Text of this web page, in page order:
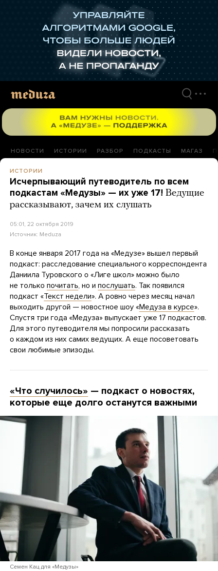
НОВОСТИ ИСТОРИИ РАЗБОР ПОДКАСТЫ МАГАЗ
ИСТОРИИ
Исчерпывающий путеводитель по всем
подкастам «Медузы» — их уже 17! Ведущие
рассказывают, зачем их слушать
05:01, 22 октября 2019
Источник: Meduza
В конце января 2017 года на «Медузе» вышел первый
подкаст: расследование специального корреспондента
Даниила Туровского о «Лиге школ» можно было
не только почитать, но и послушать. Так появился
подкаст «Текст недели». А ровно через месяц начал
выходить другой — новостное шоу «Медуза в курсе».
Спустя три года «Медуза» выпускает уже 17 подкастов.
Для этого путеводителя мы попросили рассказать
о каждом из них самих ведущих. А еще посоветовать
свои любимые эпизоды.
«Что случилось» — подкаст о новостях,
которые еще долго останутся важными
Семен Кац для «Медузы»